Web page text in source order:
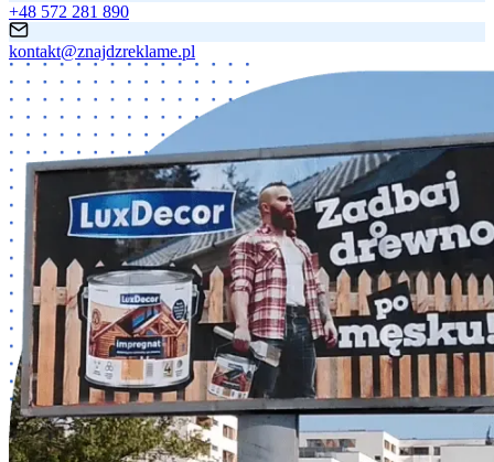
+48 572 281 890
kontakt@znajdzreklame.pl